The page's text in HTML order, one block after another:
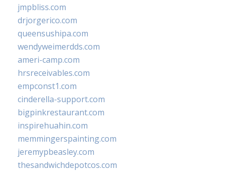
jmpbliss.com
drjorgerico.com
queensushipa.com
wendyweimerdds.com
ameri-camp.com
hrsreceivables.com
empconst1.com
cinderella-support.com
bigpinkrestaurant.com
inspirehuahin.com
memmingerspainting.com
jeremypbeasley.com
thesandwichdepotcos.com